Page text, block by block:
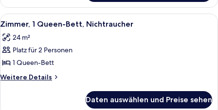
1 King-
Bett,
Nichtraucher
Alle
Fotos
für
Zimmer,
1
Queen-
Ein modernes Zimmer mit großem
9
Zimmer, 1 Queen-Bett, Nichtraucher
24 m²
Platz für 2 Personen
1 Queen-Bett
Weitere Details
Weitere
Daten auswählen und Preise sehen